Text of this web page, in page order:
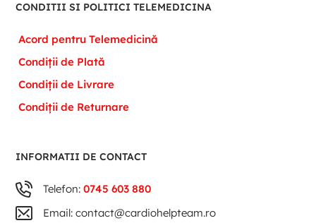
CONDITII SI POLITICI TELEMEDICINA
Acord pentru Telemedicină
Condiții de Plată
Condiții de Livrare
Condiții de Returnare
INFORMATII DE CONTACT
Telefon:0745 603 880
Email: contact@cardiohelpteam.ro